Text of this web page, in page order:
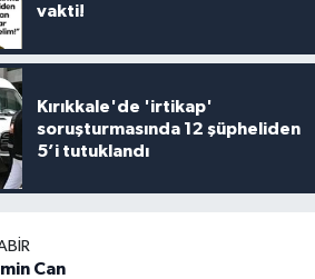
vakti!
Kırıkkale'de 'irtikap'
soruşturmasında 12 şüpheliden
5’i tutuklandı
Can